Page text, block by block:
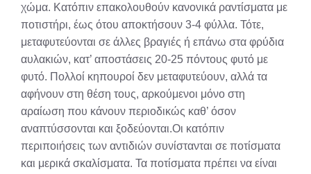
χώμα. Κατόπιν επακολουθούν κανονικά ραντίσματα με
ποτιστήρι, έως ότου αποκτήσουν 3-4 φύλλα. Τότε,
μεταφυτεύονται σε άλλες βραγιές ή επάνω στα φρύδια
αυλακιών, κατ’ αποστάσεις 20-25 πόντους φυτό με
φυτό. Πολλοί κηπουροί δεν μεταφυτεύουν, αλλά τα
αφήνουν στη θέση τους, αρκούμενοι μόνο στη
αραίωση που κάνουν περιοδικώς καθ’ όσον
αναπτύσσονται και ξοδεύονται.Οι κατόπιν
περιποιήσεις των αντιδιών συνίστανται σε ποτίσματα
και μερικά σκαλίσματα. Τα ποτίσματα πρέπει να είναι